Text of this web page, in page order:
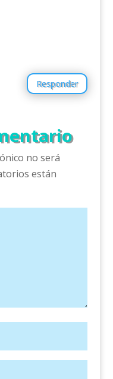
Responder
no será
están